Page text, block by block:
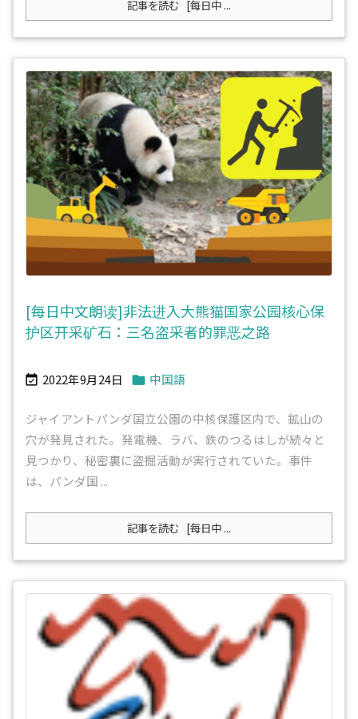
記事を読む [每日中 ...
[每日中文朗读]非法进入大熊猫国家公园核心保
护区开采矿石：三名盗采者的罪恶之路
 2022年9月24日  中国語
ジャイアントパンダ国立公園の中核保護区内で、鉱山の
穴が発見された。発電機、ラバ、鉄のつるはしが続々と
見つかり、秘密裏に盗掘活動が実行されていた。事件
は、パンダ国 ...
記事を読む [每日中 ...